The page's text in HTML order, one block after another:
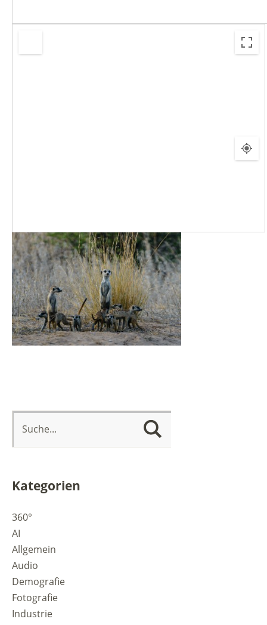
Kategorien
360°
AI
Allgemein
Audio
Demografie
Fotografie
Industrie